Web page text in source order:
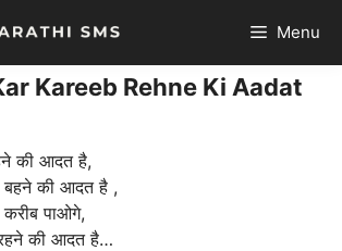
Menu
Kareeb Rehne Ki Aadat
की आदत है,
की आदत है ,
करीब पाओगे,
की आदत है…